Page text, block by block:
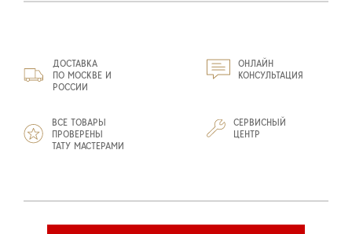
ДОСТАВКА
ПО МОСКВЕ И
РОССИИ
ОНЛАЙН
КОНСУЛЬТАЦИЯ
ВСЕ ТОВАРЫ
ПРОВЕРЕНЫ
ТАТУ МАСТЕРАМИ
СЕРВИСНЫЙ
ЦЕНТР